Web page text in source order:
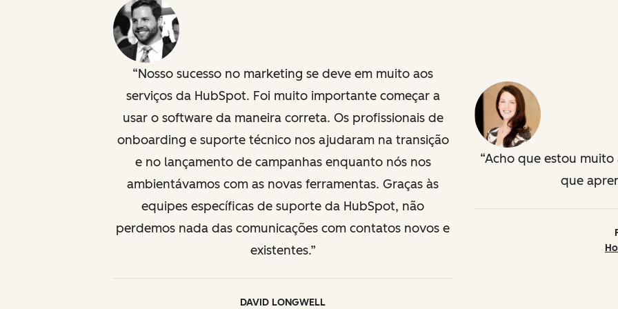
Nosso sucesso no marketing se deve em muito aos
serviços da HubSpot. Foi muito importante começar a
usar o software da maneira correta. Os profissionais de
onboarding e suporte técnico nos ajudaram na transição
e no lançamento de campanhas enquanto nós nos
ambientávamos com as novas ferramentas. Graças às
equipes específicas de suporte da HubSpot, não
perdemos nada das comunicações com contatos novos e
existentes.
DAVID LONGWELL
Acho que estou muito
que